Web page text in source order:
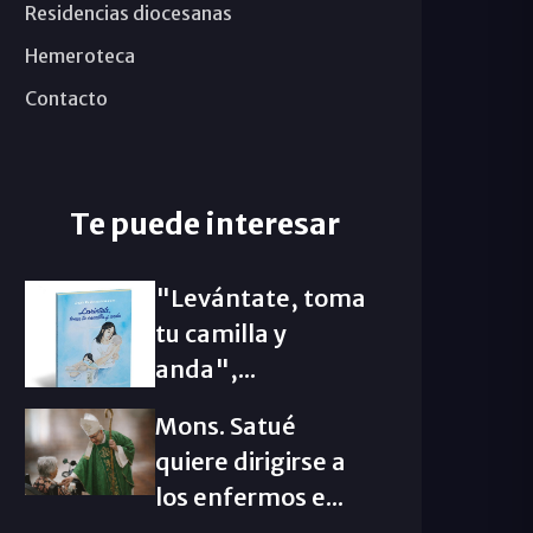
Residencias diocesanas
Hemeroteca
Contacto
Te puede interesar
"Levántate, toma
tu camilla y
anda",...
Mons. Satué
quiere dirigirse a
los enfermos e...